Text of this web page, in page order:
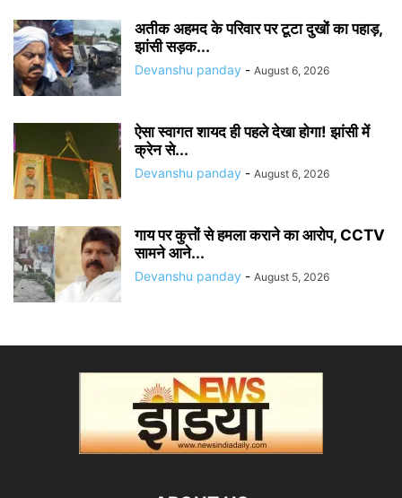
अतीक अहमद के परिवार पर टूटा दुखों का पहाड़,
झांसी सड़क...
Devanshu panday - August 6, 2026
ऐसा स्वागत शायद ही पहले देखा होगा! झांसी में
क्रेन से...
Devanshu panday - August 6, 2026
गाय पर कुत्तों से हमला कराने का आरोप, CCTV
सामने आने...
Devanshu panday - August 5, 2026